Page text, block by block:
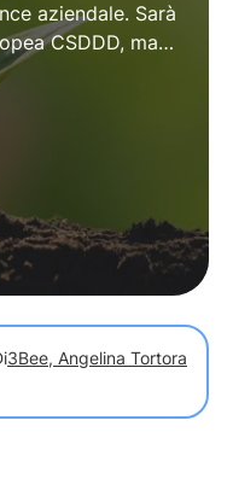
aziendale. Sarà
CSDDD, ma
un'applicazione
controverso
3Bee, Angelina Tortora